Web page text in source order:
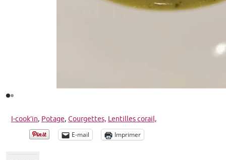
I-cook’in, Potage, Courgettes, Lentilles corail,
E-mail Imprimer